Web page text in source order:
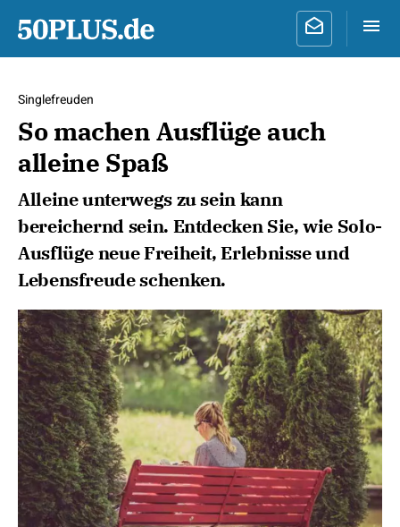
Singlefreuden
So machen Ausflüge auch
alleine Spaß
Alleine unterwegs zu sein kann
bereichernd sein. Entdecken Sie, wie Solo-
Ausflüge neue Freiheit, Erlebnisse und
Lebensfreude schenken.